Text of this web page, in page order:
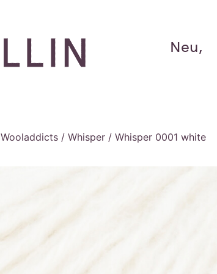
Neu,
Wooladdicts / Whisper / Whisper 0001 white